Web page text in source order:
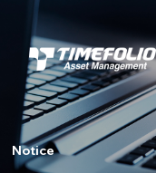
Notice